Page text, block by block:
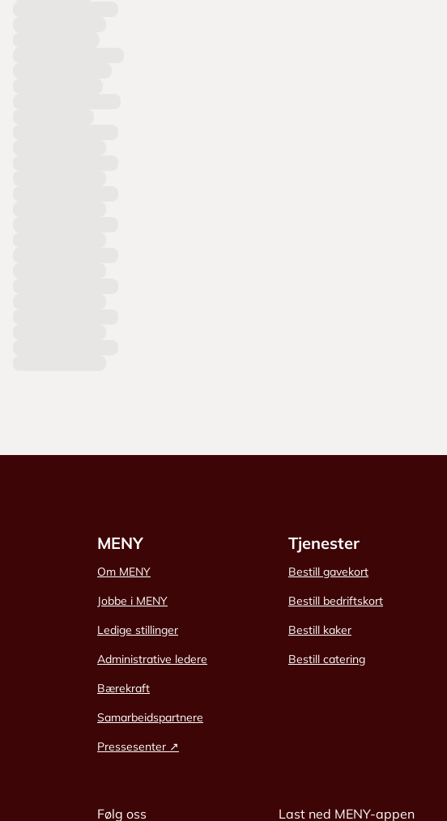
MENY
Om MENY
Jobbe i MENY
Ledige stillinger
Administrative ledere
Bærekraft
Samarbeidspartnere
Pressesenter ↗
Tjenester
Bestill gavekort
Bestill bedriftskort
Bestill kaker
Bestill catering
Følg oss Last ned MENY-appen